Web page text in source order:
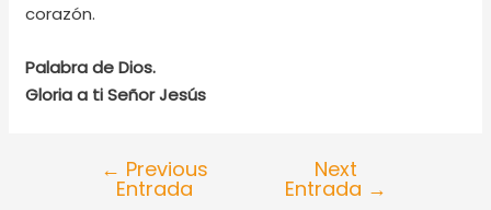
corazón.
Palabra de Dios.
Gloria a ti Señor Jesús
← Previous
Entrada
Next
Entrada →